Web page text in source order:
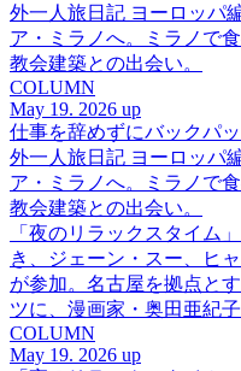
外一人旅日記 ヨーロッパ
ア・ミラノへ。ミラノで
教会建築との出会い。
COLUMN
May 19. 2026 up
仕事を辞めずにバックパ
外一人旅日記 ヨーロッパ
ア・ミラノへ。ミラノで
教会建築との出会い。
「夜のリラックスタイム
き、ジェーン・スー、ヒ
が参加。名古屋を拠点と
ツに、漫画家・奥田亜紀子
COLUMN
May 19. 2026 up